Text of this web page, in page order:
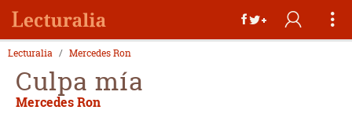
Lecturalia Mercedes Ron
Culpa mía
Mercedes Ron